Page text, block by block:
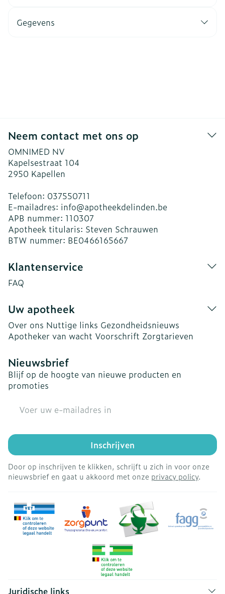
Gegevens
Neem contact met ons op
OMNIMED NV
Kapelsestraat 104
2950 Kapellen
Telefoon: 037550711
E-mailadres: info@apotheekdelinden.be
APB nummer: 110307
Apotheek titularis: Steven Schrauwen
BTW nummer: BE0466165667
Klantenservice
FAQ
Uw apotheek
Over ons Nuttige links Gezondheidsnieuws
Apotheker van wacht Voorschrift Zorgtarieven
Nieuwsbrief
Blijf op de hoogte van nieuwe producten en
promoties
Inschrijven
Door op inschrijven te klikken, schrijft u zich in voor onze
nieuwsbrief en gaat u akkoord met onze privacy policy.
Juridische links